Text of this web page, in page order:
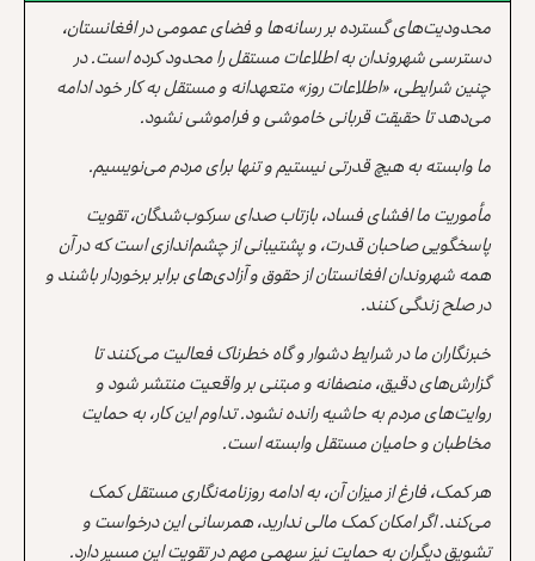
محدودیت‌های گسترده بر رسانه‌ها و فضای عمومی در افغانستان،
دسترسی شهروندان به اطلاعات مستقل را محدود کرده است. در
چنین شرایطی، «اطلاعات روز» متعهدانه و مستقل به کار خود ادامه
می‌دهد تا حقیقت قربانی خاموشی و فراموشی نشود.
ما وابسته به هیچ قدرتی نیستیم و تنها برای مردم می‌نویسیم.
مأموریت ما افشای فساد، بازتاب صدای سرکوب‌شدگان، تقویت
پاسخگویی صاحبان قدرت، و پشتیبانی از چشم‌اندازی است که در آن
همه شهروندان افغانستان از حقوق و آزادی‌های برابر برخوردار باشند و
در صلح زندگی کنند.
خبرنگاران ما در شرایط دشوار و گاه خطرناک فعالیت می‌کنند تا
گزارش‌های دقیق، منصفانه و مبتنی بر واقعیت منتشر شود و
روایت‌های مردم به حاشیه رانده نشود. تداوم این کار، به حمایت
مخاطبان و حامیان مستقل وابسته است.
هر کمک، فارغ از میزان آن، به ادامه روزنامه‌نگاری مستقل کمک
می‌کند. اگر امکان کمک مالی ندارید، همرسانی این درخواست و
تشویق دیگران به حمایت نیز سهمی مهم در تقویت این مسیر دارد.